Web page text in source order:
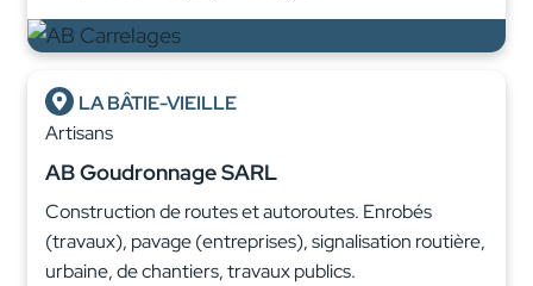
LA BÂTIE-VIEILLE
Artisans
AB Goudronnage SARL
Construction de routes et autoroutes. Enrobés
(travaux), pavage (entreprises), signalisation routière,
urbaine, de chantiers, travaux publics.